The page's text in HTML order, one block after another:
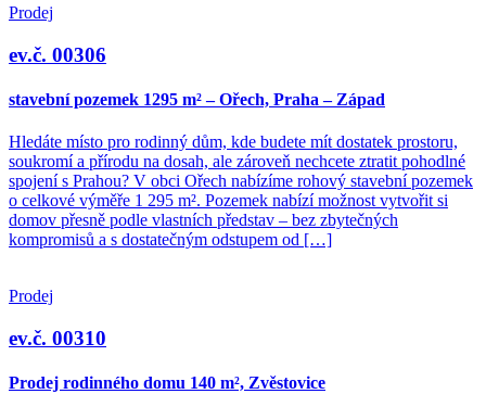
Prodej
ev.č. 00306
stavební pozemek 1295 m² – Ořech, Praha – Západ
Hledáte místo pro rodinný dům, kde budete mít dostatek prostoru,
soukromí a přírodu na dosah, ale zároveň nechcete ztratit pohodlné
spojení s Prahou? V obci Ořech nabízíme rohový stavební pozemek
o celkové výměře 1 295 m². Pozemek nabízí možnost vytvořit si
domov přesně podle vlastních představ – bez zbytečných
kompromisů a s dostatečným odstupem od […]
Prodej
ev.č. 00310
Prodej rodinného domu 140 m², Zvěstovice